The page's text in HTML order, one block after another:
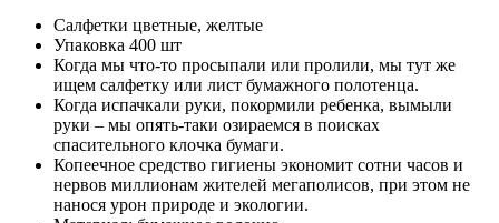
Салфетки цветные, желтые
Упаковка 400 шт
Когда мы что-то просыпали или пролили, мы тут же
ищем салфетку или лист бумажного полотенца.
Когда испачкали руки, покормили ребенка, вымыли
руки – мы опять-таки озираемся в поисках
спасительного клочка бумаги.
Копеечное средство гигиены экономит сотни часов и
нервов миллионам жителей мегаполисов, при этом не
нанося урон природе и экологии.